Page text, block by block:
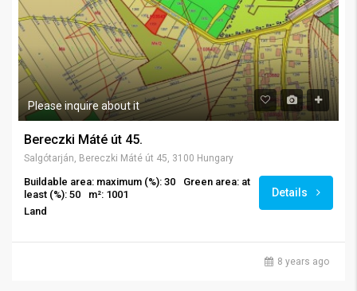
Please inquire about it
Bereczki Máté út 45.
Salgótarján, Bereczki Máté út 45, 3100 Hungary
Buildable area: maximum (%): 30
Green area: at
least (%): 50
m²: 1001
Land
Details
8 years ago